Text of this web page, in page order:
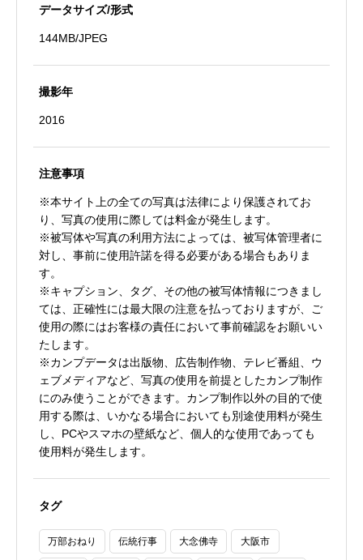
データサイズ/形式
144MB/JPEG
撮影年
2016
注意事項
※本サイト上の全ての写真は法律により保護されてお
り、写真の使用に際しては料金が発生します。
※被写体や写真の利用方法によっては、被写体管理者に
対し、事前に使用許諾を得る必要がある場合もありま
す。
※キャプション、タグ、その他の被写体情報につきまし
ては、正確性には最大限の注意を払っておりますが、ご
使用の際にはお客様の責任において事前確認をお願いい
たします。
※カンプデータは出版物、広告制作物、テレビ番組、ウ
ェブメディアなど、写真の使用を前提としたカンプ制作
にのみ使うことができます。カンプ制作以外の目的で使
用する際は、いかなる場合においても別途使用料が発生
し、PCやスマホの壁紙など、個人的な使用であっても
使用料が発生します。
タグ
万部おねり 伝統行事 大念佛寺 大阪市